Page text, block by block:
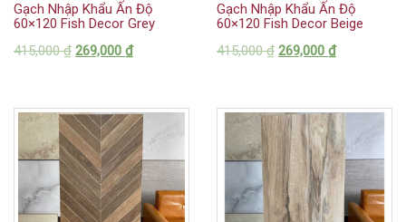
Gạch Nhập Khẩu Ấn Độ
60×120 Fish Decor Grey
415,000₫ 269,000 ₫
Gạch Nhập Khẩu Ấn Độ
60×120 Fish Decor Beige
415,000₫ 269,000 ₫